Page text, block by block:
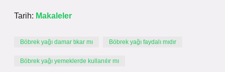
Tarih: Makaleler
Böbrek yağı damar tıkar mı Böbrek yağı faydalı mıdır
Böbrek yağı yemeklerde kullanılır mı